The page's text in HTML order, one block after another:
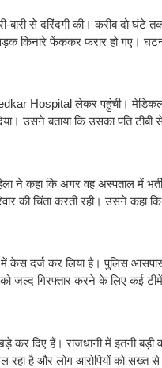
बारी से दरिंदगी की। करीब दो
किनारे फेंककर फरार हो गए।
Hospitalलेकर पहुंची। मेडिकल
उसने बताया कि उसका पति
ने कहा कि अगर वह अस्पताल में
की चिंता करती रही। उसने कहा
केस दर्ज कर लिया है। पुलिस
जल्द गिरफ्तार करने के लिए कई
दिए हैं। राजधानी में इतनी बड़ी
रहा है और लोग आरोपियों को सख्त